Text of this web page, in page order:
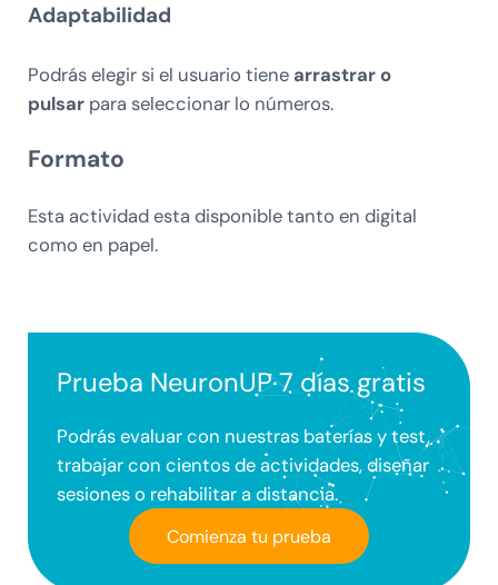
Adaptabilidad
Podrás elegir si el usuario tiene arrastrar o
pulsarpara seleccionar lo números.
Formato
Esta actividad esta disponible tanto en digital
como en papel.
Prueba NeuronUP 7 días gratis
Podrás evaluar con nuestras baterías y test,
trabajar con cientos de actividades, diseñar
sesiones o rehabilitar a distancia.
Comienza tu prueba